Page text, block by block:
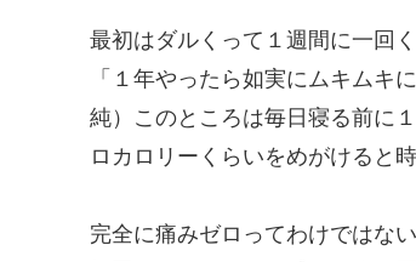
最初はダルくって１週間に一回
「１年やったら如実にムキムキ
純）このところは毎日寝る前に
ロカロリーくらいをめがけると
完全に痛みゼロってわけではな